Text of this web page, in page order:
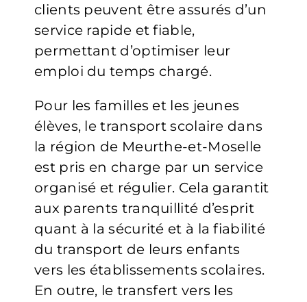
clients peuvent être assurés d’un
service rapide et fiable,
permettant d’optimiser leur
emploi du temps chargé.
Pour les familles et les jeunes
élèves, le transport scolaire dans
la région de Meurthe-et-Moselle
est pris en charge par un service
organisé et régulier. Cela garantit
aux parents tranquillité d’esprit
quant à la sécurité et à la fiabilité
du transport de leurs enfants
vers les établissements scolaires.
En outre, le transfert vers les